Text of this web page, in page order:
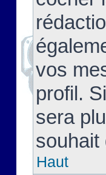
vos
profil.
sera
souhait
Haut